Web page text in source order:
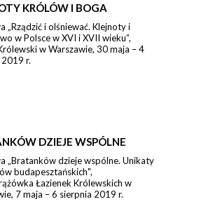
KRÓLÓW I BOGA
„Rządzić i olśniewać. Klejnoty i
w Polsce w XVI i XVII wieku”,
w Warszawie, 30 maja – 4
r.
DZIEJE WSPÓLNE
„Bratanków dzieje wspólne. Unikaty
budapesztańskich",
Łazienek Królewskich w
7 maja – 6 sierpnia 2019 r.